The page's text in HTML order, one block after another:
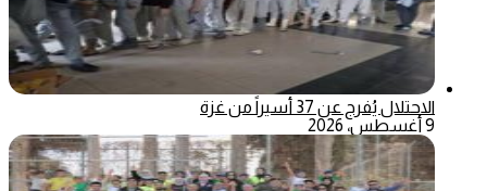
الاحتلال يُفرج عن 37 أسيراً من غزة
9 أغسطس، 2026